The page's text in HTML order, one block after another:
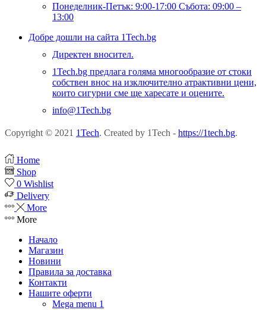
Понеделник-Петък: 9:00-17:00 Събота: 09:00 –
13:00
Добре дошли на сайта 1Tech.bg
Директен вносител.
1Tech.bg предлага голяма многообразие от стоки
собствен внос на изключително атрактивни цени,
които сигурни сме ще харесате и оцените.
info@1Tech.bg
Copyright © 2021 1Tech. Created by 1Tech - https://1tech.bg.
Home
Shop
0 Wishlist
Delivery
More
More
Начало
Магазин
Новини
Правила за доставка
Контакти
Нашите оферти
Mega menu 1